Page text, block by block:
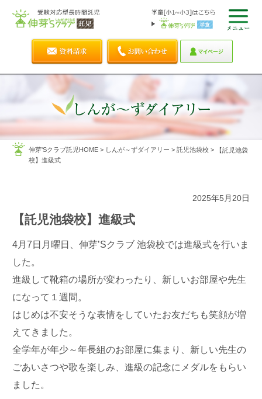
伸芽'Sクラブ託児HOME> しんが～ずダイアリー > 託児池袋校>
【託児池袋
校】進級式
2025年5月20日
【託児池袋校】進級式
4月7日月曜日、伸芽’Sクラブ 池袋校では進級式を行いま
した。
進級して靴箱の場所が変わったり、新しいお部屋や先生
になって１週間。
はじめは不安そうな表情をしていたお友だちも笑顔が増
えてきました。
全学年が年少～年長組のお部屋に集まり、新しい先生の
ごあいさつや歌を楽しみ、進級の記念にメダルをもらい
ました。